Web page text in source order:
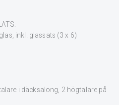
inkl. glassats (3 x 6)
i däcksalong, 2 högtalare på